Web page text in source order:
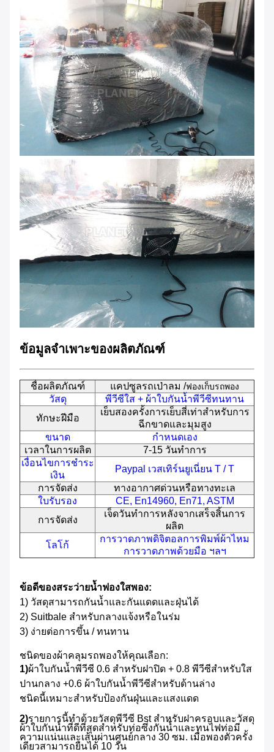
ข้อมูลจำเพาะของผลิตภัณฑ์
ชื่อผลิตภัณฑ์ แคปซูลรถเป่าลม /ฟองเก็บรถพอง
วัสดุ
พีวีซีใส + ผ้าใบกันน้ำพีวีซีทนทาน
ทักษะฝีมือ
เย็บสองครั้งการเย็บสี่เท่าสำหรับการ
ฉีกขาดและมุมสูง
ขนาด
กำหนดเอง
เวลาในการผลิต
7-15 วันทำการ
เงื่อนไขการชำระ
เงิน
Paypal เวสเทิร์นยูเนี่ยน T / T
การจัดส่ง
ทางอากาศด่วนหรือทางทะเล
ใบรับรอง
CE, En14960, En71, ASTM
การจัดส่ง
เจ็ดวันทำการหลังจากเสร็จสิ้นการ
ผลิต
โลโก้
การวาดภาพดิจิตอลการพิมพ์ผ้าไหม
การวาดภาพด้วยมือ ฯลฯ
ข้อดีของสระว่ายน้ำฟองใสพอง:
1) วัสดุสามารถกันน้ำและกันแดดและฝุ่นได้
2) Suitbale สำหรับกลางแจ้งหรือในร่ม
3) ง่ายต่อการขึ้น / ทนทาน
ชนิดของผ้าคลุมรถพองให้คุณเลือก:
1)ผ้าใบกันน้ำพีวีซี 0.6 สำหรับฝาปิด + 0.8 พีวีซีสำหรับใส
ปานกลาง +0.6 ผ้าใบกันน้ำพีวีซีสำหรับด้านล่าง
ชนิดนี้เหมาะสำหรับป้องกันฝุ่นและแสงแดด
2)รายการนี้ทำด้วยวัสดุพีวีซี Bst สำหรับฝาครอบและวัสดุ
ผ้าใบกันน้ำที่ดีที่สุดสำหรับท่อซึ่งกันน้ำและทนไฟท่อมี
ความแน่นและเส้นผ่านศูนย์กลาง 30 ซม. เมื่อพองตัวครั้ง
เดียวสามารถยืนได้ 10 วัน